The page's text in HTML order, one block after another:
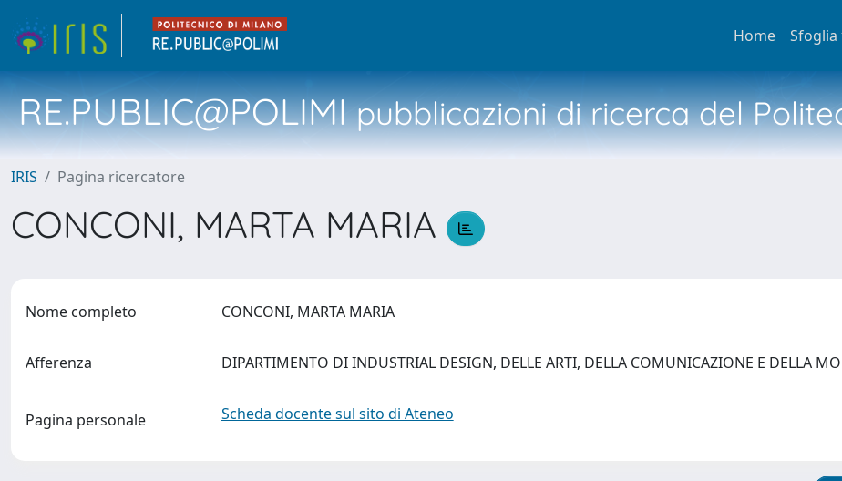
Home Sfoglia
RE.PUBLIC@POLIMIpubblicazioni di ricerca del
IRIS Pagina ricercatore
CONCONI, MARTA MARIA
Nome completo CONCONI, MARTA MARIA
Afferenza DIPARTIMENTO DI INDUSTRIAL DESIGN, DELLE ARTI, DELLA COMUNICAZIONE E DELLA
Pagina personale Scheda docente sul sito di Ateneo